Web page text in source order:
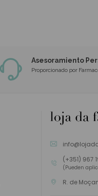
Asesoramiento
Proporcionado por
(+351) 967
(Pueden
R. de